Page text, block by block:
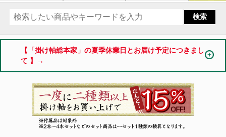
【「掛け軸総本家」の夏季休業日とお届け予定につきまし
て 】→